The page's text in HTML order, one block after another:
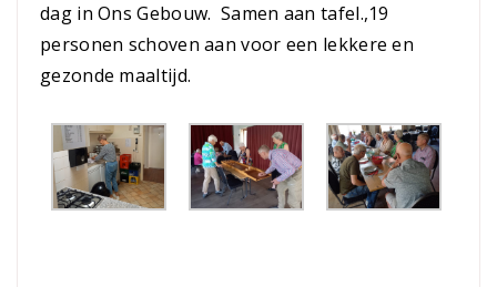
dag in Ons Gebouw. Samen aan tafel.,19
personen schoven aan voor een lekkere en
gezonde maaltijd.